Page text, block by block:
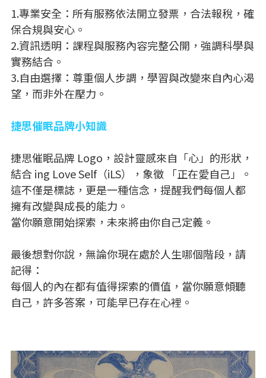
1.專業安全：所有服務依法開立發票，合法報稅，確
保合規與安心。
2.資訊透明：課程與服務內容完整公開，強調科學與
實務結合。
3.自由選擇：尊重個人步調，學習與改變來自內心渴
望，而非外在壓力。
捷思催眠品牌小知識
捷思催眠品牌 Logo，設計靈感來自「心」的形狀，
結合 ing Love Self（iLS），象徵 「正在愛自己」。
這不僅是標誌，更是一種信念，提醒我們每個人都
擁有改變與成長的能力。
當你願意開始探索，未來將由你自己定義。
最後想對你說，無論你現在處於人生哪個階段，請
記得：
每個人的內在都有值得探索的價值，當你願意傾聽
自己，許多答案，可能早已存在心裡。